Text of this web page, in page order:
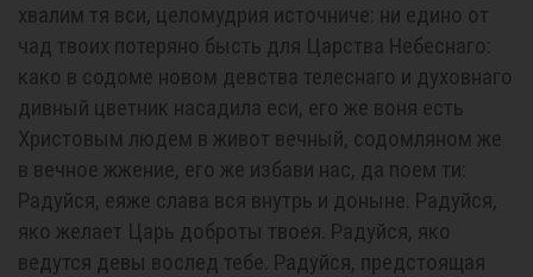
хвалим тя вси, целомудрия источниче: ни едино от
чад твоих потеряно бысть для Царства Небеснаго:
како в содоме новом девства телеснаго и духовнаго
дивный цветник насадила еси, его же воня есть
Христовым людем в живот вечный, содомляном же
в вечное жжение, его же избави нас, да поем ти:
Радуйся, еяже слава вся внутрь и доныне. Радуйся,
яко желает Царь доброты твоея. Радуйся, яко
ведутся девы вослед тебе. Радуйся, предстоящая